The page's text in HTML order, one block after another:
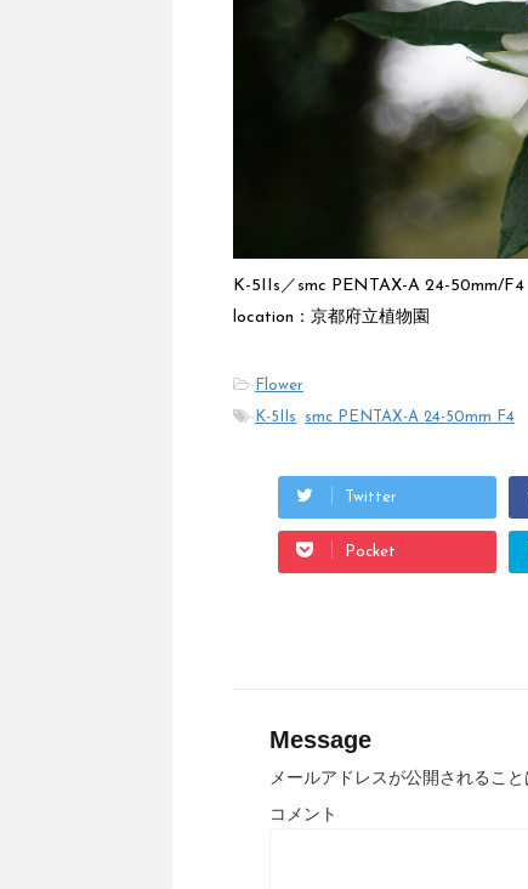
K-5IIs／smc PENTAX-A 24-50mm/F4
location：京都府立植物園
- Flower
- K-5IIs, smc PENTAX-A 24-50mm F4
Twitter
Pocket
Message
メールアドレスが公開されること
コメント